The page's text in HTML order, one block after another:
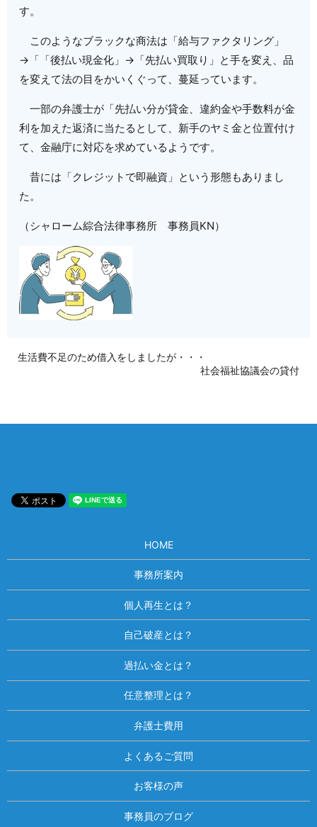
す。
このようなブラックな商法は「給与ファクタリング」
→「「後払い現金化」→「先払い買取り」と手を変え、品
を変えて法の目をかいくぐって、蔓延っています。
一部の弁護士が「先払い分が貸金、違約金や手数料が金
利を加えた返済に当たるとして、新手のヤミ金と位置付け
て、金融庁に対応を求めているようです。
昔には「クレジットで即融資」という形態もありまし
た。
（シャローム綜合法律事務所 事務員KN）
生活費不足のため借入をしましたが・・・
社会福祉協議会の貸付
HOME
事務所案内
個人再生とは？
自己破産とは？
過払い金とは？
任意整理とは？
弁護士費用
よくあるご質問
お客様の声
事務員のブログ